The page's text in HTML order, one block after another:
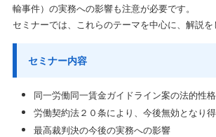
輸事件）の実務への影響も注意が必要です。
セミナーでは、これらのテーマを中心に、解説を
セミナー内容
同一労働同一賃金ガイドライン案の法的性格
労働契約法２０条により、今後無効となり
最高裁判決の今後の実務への影響